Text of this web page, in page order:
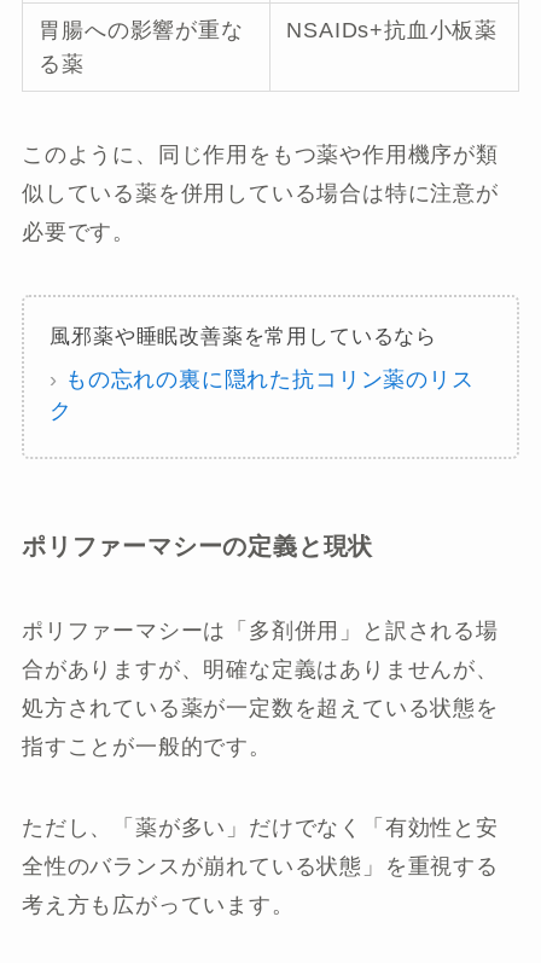
胃腸への影響が重な
る薬
NSAIDs+抗血小板薬
このように、同じ作用をもつ薬や作用機序が類
似している薬を併用している場合は特に注意が
必要です。
風邪薬や睡眠改善薬を常用しているなら
› もの忘れの裏に隠れた抗コリン薬のリス
ク
ポリファーマシーの定義と現状
ポリファーマシーは「多剤併用」と訳される場
合がありますが、明確な定義はありませんが、
処方されている薬が一定数を超えている状態を
指すことが一般的です。
ただし、「薬が多い」だけでなく「有効性と安
全性のバランスが崩れている状態」を重視する
考え方も広がっています。